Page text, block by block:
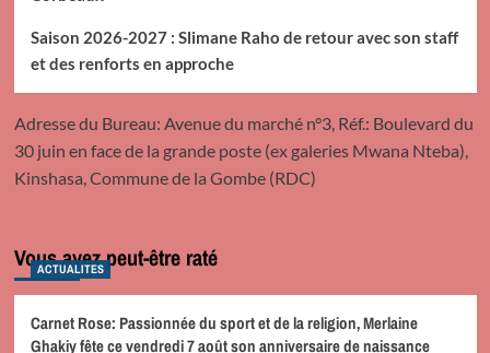
Saison 2026-2027 : Slimane Raho de retour avec son staff
et des renforts en approche
Adresse du Bureau: Avenue du marché n°3, Réf.: Boulevard du
30 juin en face de la grande poste (ex galeries Mwana Nteba),
Kinshasa, Commune de la Gombe (RDC)
Vous avez peut-être raté
ACTUALITES
Carnet Rose: Passionnée du sport et de la religion, Merlaine
Ghakiy fête ce vendredi 7 août son anniversaire de naissance